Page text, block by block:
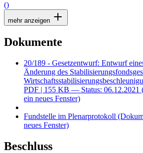
()
mehr anzeigen
Dokumente
20/189 - Gesetzentwurf: Entwurf
Änderung des
PDF | 155 KB — Status: 06.12.2021
ein neues Fenster)
Fundstelle im Plenarprotokoll
neues Fenster)
Beschluss